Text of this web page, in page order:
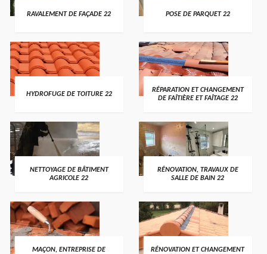
RAVALEMENT DE FAÇADE 22 POSE DE PARQUET 22
HYDROFUGE DE TOITURE 22
RÉPARATION ET CHANGEMENT
DE FAÎTIÈRE ET FAÎTAGE 22
NETTOYAGE DE BÂTIMENT
AGRICOLE 22
RÉNOVATION, TRAVAUX DE
SALLE DE BAIN 22
MAÇON, ENTREPRISE DE
RÉNOVATION ET CHANGEMENT